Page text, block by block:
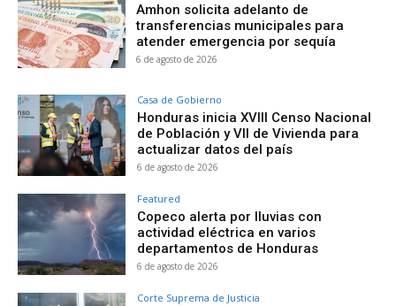
Amhon solicita adelanto de
transferencias municipales para
atender emergencia por sequía
6 de agosto de 2026
Casa de Gobierno
Honduras inicia XVIII Censo Nacional
de Población y VII de Vivienda para
actualizar datos del país
6 de agosto de 2026
Featured
Copeco alerta por lluvias con
actividad eléctrica en varios
departamentos de Honduras
6 de agosto de 2026
Corte Suprema de Justicia